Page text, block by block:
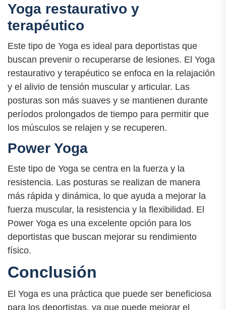
Yoga restaurativo y
terapéutico
Este tipo de Yoga es ideal para deportistas que
buscan prevenir o recuperarse de lesiones. El Yoga
restaurativo y terapéutico se enfoca en la relajación
y el alivio de tensión muscular y articular. Las
posturas son más suaves y se mantienen durante
períodos prolongados de tiempo para permitir que
los músculos se relajen y se recuperen.
Power Yoga
Este tipo de Yoga se centra en la fuerza y la
resistencia. Las posturas se realizan de manera
más rápida y dinámica, lo que ayuda a mejorar la
fuerza muscular, la resistencia y la flexibilidad. El
Power Yoga es una excelente opción para los
deportistas que buscan mejorar su rendimiento
físico.
Conclusión
El Yoga es una práctica que puede ser beneficiosa
para los deportistas, ya que puede mejorar el